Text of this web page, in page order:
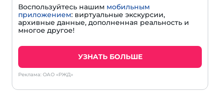
Воспользуйтесь нашим мобильным
приложением: виртуальные экскурсии,
архивные данные, дополненная реальность и
многое другое!
УЗНАТЬ БОЛЬШЕ
Реклама: ОАО «РЖД»